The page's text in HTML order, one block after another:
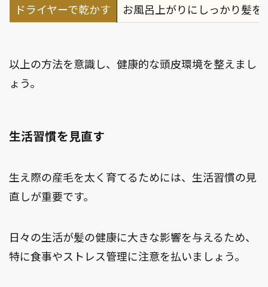
ドライヤーで乾かす
お風呂上がりにしっかり髪
以上の方法を意識し、健康的な頭皮環境を整えまし
ょう。
生活習慣を見直す
生え際の産毛を太く育てるためには、生活習慣の見
直しが重要です。
日々の生活が髪の健康に大きな影響を与えるため、
特に食事やストレス管理に注意を払いましょう。